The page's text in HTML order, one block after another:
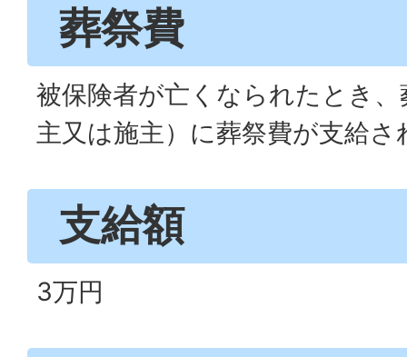
葬祭費
被保険者が亡くなられたとき
主又は施主）に葬祭費が支給さ
支給額
3万円